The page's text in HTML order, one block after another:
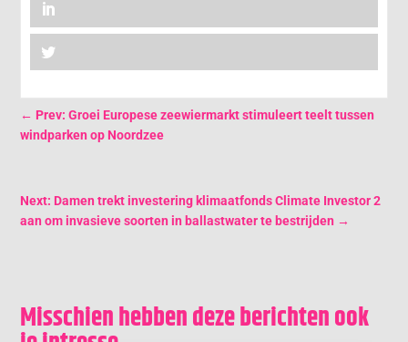
← Prev: Groei Europese zeewiermarkt stimuleert teelt tussen
windparken op Noordzee
Next: Damen trekt investering klimaatfonds Climate Investor 2
aan om invasieve soorten in ballastwater te bestrijden →
Misschien hebben deze berichten ook